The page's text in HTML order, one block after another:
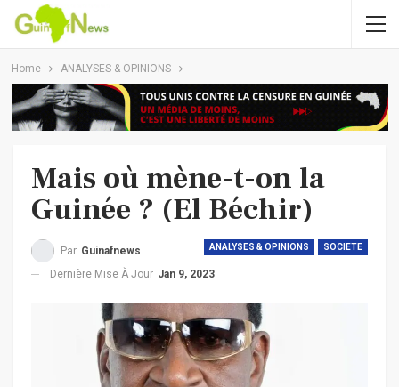
Home ANALYSES & OPINIONS
Mais où mène-t-on la
Guinée ? (El Béchir)
ANALYSES & OPINIONS SOCIETE
Par Guinafnews
Dernière Mise À Jour Jan 9, 2023